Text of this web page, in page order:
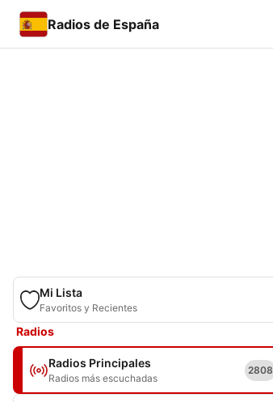
Radios de España
Mi Lista
Favoritos y Recientes
Radios
Radios Principales
Radios más escuchadas
2808